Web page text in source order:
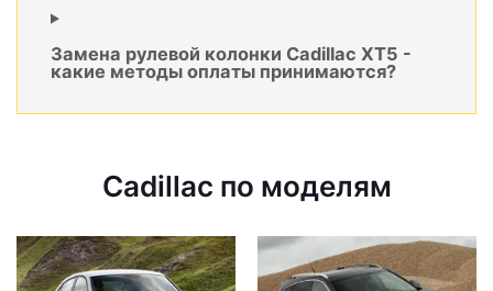
Замена рулевой колонки Cadillac XT5 -
какие методы оплаты принимаются?
Cadillac по моделям